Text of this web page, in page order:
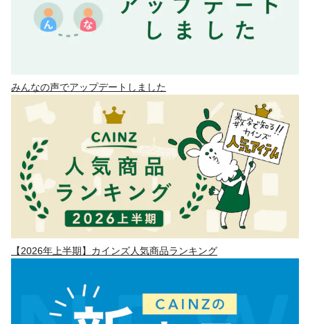
みんなの声でアップデートしました
【2026年上半期】カインズ人気商品ランキング